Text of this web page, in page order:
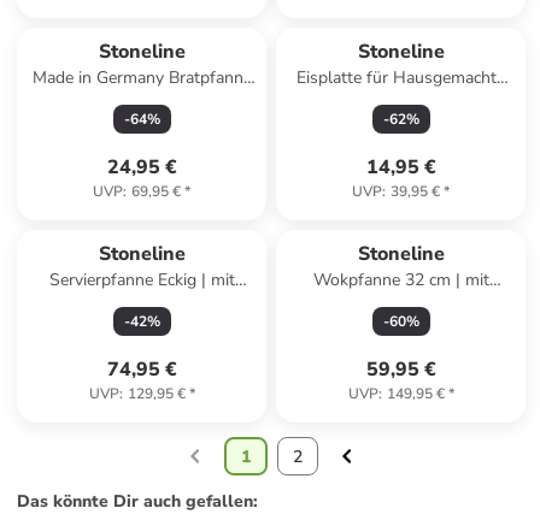
Stoneline
Made in Germany Bratpfanne
28 cm | ohne Deckel in
Schwarz
-64%
24,95 €
UVP: 69,95 €*
Stoneline
Eisplatte für Hausgemachte
Eiscreme Speiseeis in Mint
-62%
14,95 €
UVP: 39,95 €*
Stoneline
Servierpfanne Eckig | mit
Deckel in Anthrazit | 28x28cm
-42%
74,95 €
UVP: 129,95 €*
Stoneline
Wokpfanne 32 cm | mit
Deckel in Anthrazit
-60%
59,95 €
UVP: 149,95 €*
1
2
Das könnte Dir auch gefallen: